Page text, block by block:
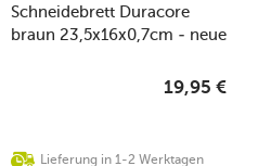
Schneidebrett Duracore
braun 23,5x16x0,7cm - neue
Lieferung in 1-2 Werktagen
19,95 €